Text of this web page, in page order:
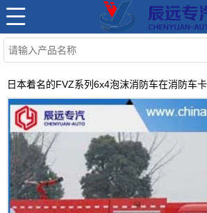
日本着名的FVZ系列6x4泡沫消防车在消防车